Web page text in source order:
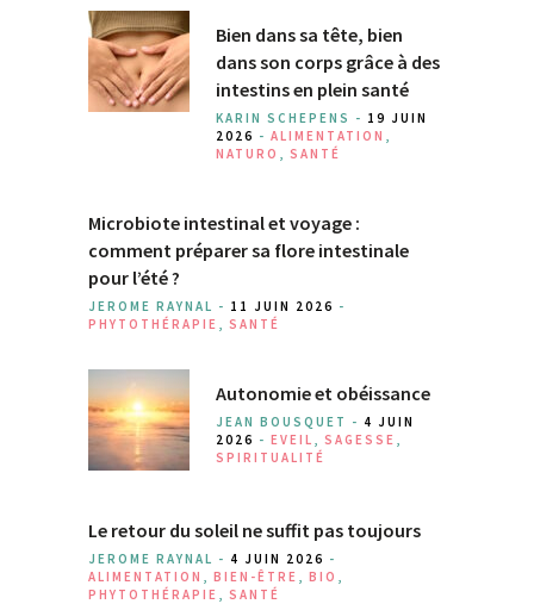
Bien dans sa tête, bien
dans son corps grâce à des
intestins en plein santé
KARIN SCHEPENS - 19 JUIN
2026 - ALIMENTATION
NATURO
SANTÉ
Microbiote intestinal et voyage :
comment préparer sa flore intestinale
pour l’été ?
JEROME RAYNAL - 11 JUIN 2026 -
PHYTOTHÉRAPIE
SANTÉ
Autonomie et obéissance
JEAN BOUSQUET - 4 JUIN
2026 - EVEIL SAGESSE
SPIRITUALITÉ
Le retour du soleil ne suffit pas toujours
JEROME RAYNAL - 4 JUIN 2026 -
ALIMENTATION
BIEN-ÊTRE BIO
PHYTOTHÉRAPIE
SANTÉ